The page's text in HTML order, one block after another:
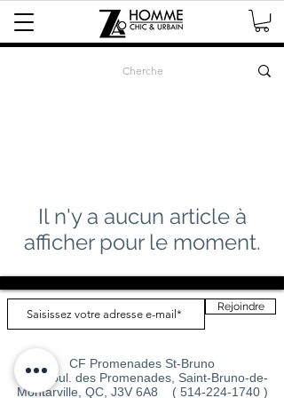
Il n'y a aucun article à
afficher pour le moment.
Rejoindre
CF Promenades St-Bruno
414, boul. des Promenades, Saint-Bruno-de-
Montarville, QC, J3V 6A8 ( 514-224-1740)